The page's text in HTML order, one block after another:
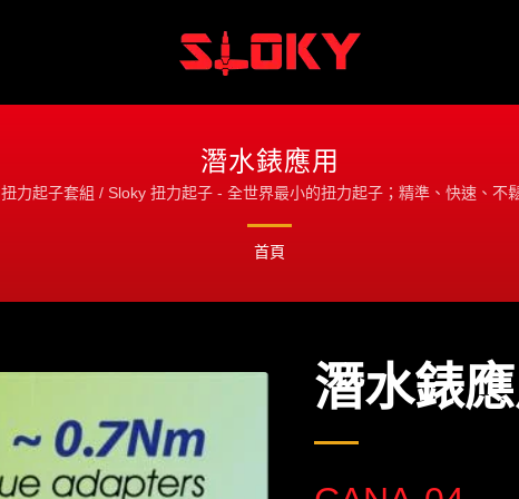
潛水錶應用
扭力起子套組 / Sloky 扭力起子 - 全世界最小的扭力起子；精準、快速、不
首頁
潛水錶